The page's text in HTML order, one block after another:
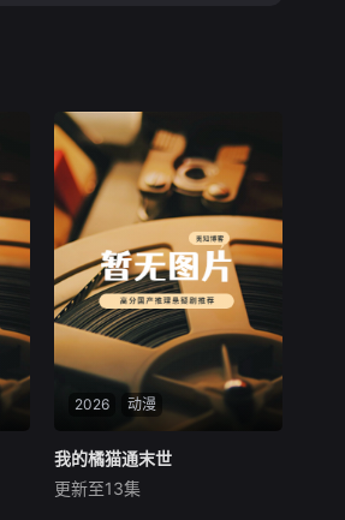
2026 动漫
我的橘猫通末世
未知
我的橘猫通末世
更新至13集